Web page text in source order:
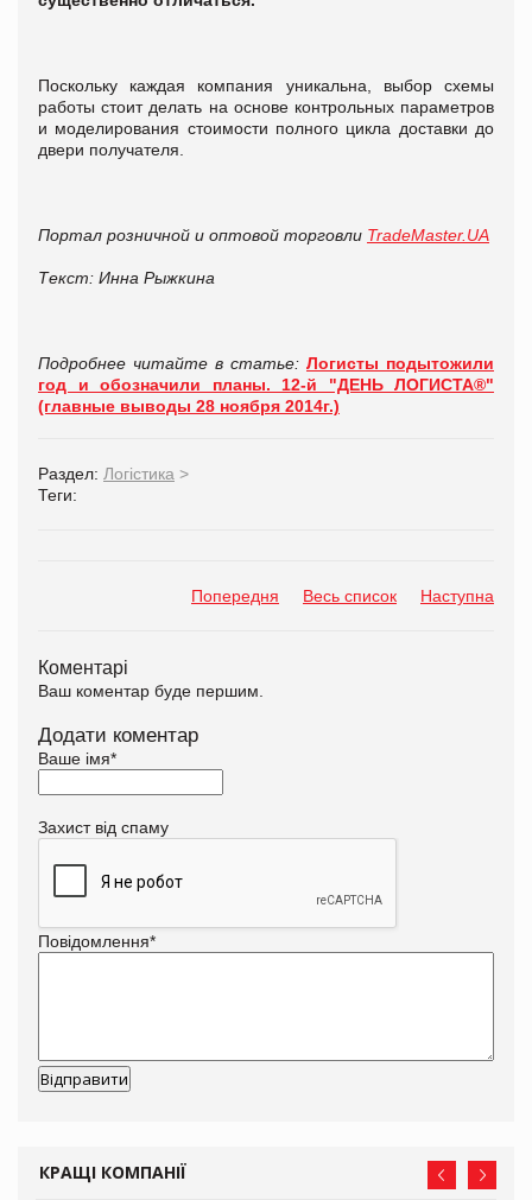
Поскольку каждая компания уникальна, выбор схемы
работы стоит делать на основе контрольных параметров
и моделирования стоимости полного цикла доставки до
двери получателя.
Портал розничной и оптовой торговли TradeMaster.UA
Текст: Инна Рыжкина
Подробнее читайте в статье: Логисты подытожили
год и обозначили планы. 12-й "ДЕНЬ ЛОГИСТА®"
(главные выводы 28 ноября 2014г.)
Раздел: Логістика >
Теги:
Попередня Весь список Наступна
Коментарі
Ваш коментар буде першим.
Додати коментар
Ваше імя*
Захист від спаму
Повідомлення*
КРАЩІ КОМПАНІЇ